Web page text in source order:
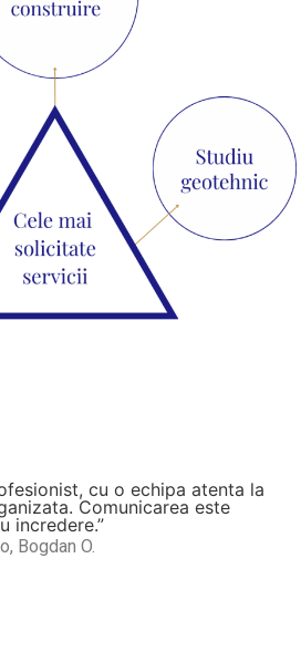
cu o echipa atenta la
Comunicarea este
incredere.”
Bogdan O.